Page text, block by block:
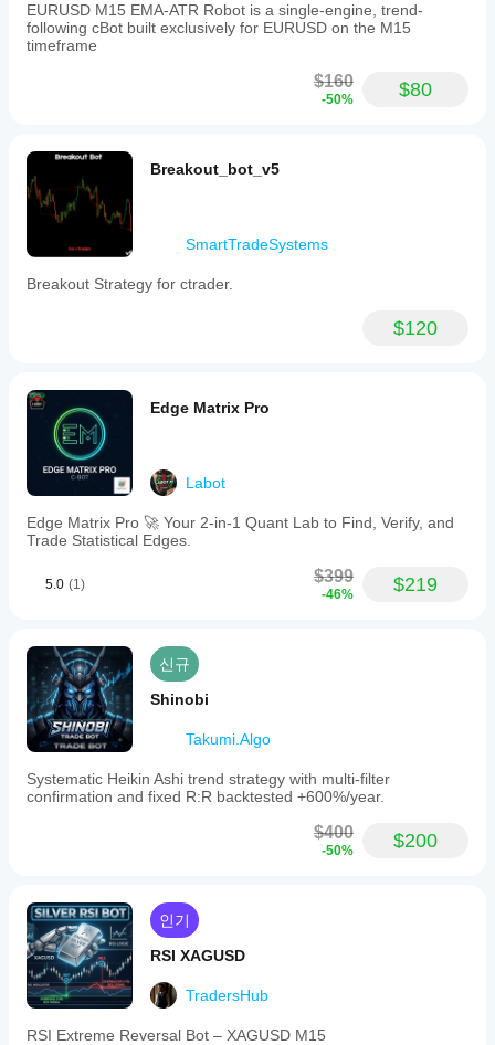
EURUSD M15 EMA-ATR Robot is a single-engine, trend-
following cBot built exclusively for EURUSD on the M15
timeframe
$160
-50% $80
Breakout_bot_v5
SmartTradeSystems
Breakout Strategy for ctrader.
$120
Edge Matrix Pro
Labot
Edge Matrix Pro 🚀 Your 2-in-1 Quant Lab to Find, Verify, and
Trade Statistical Edges.
5.0 (1) $399
-46% $219
신규
Shinobi
Takumi.Algo
Systematic Heikin Ashi trend strategy with multi-filter
confirmation and fixed R:R backtested +600%/year.
$400
-50% $200
인기
RSI XAGUSD
TradersHub
RSI Extreme Reversal Bot – XAGUSD M15